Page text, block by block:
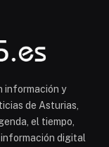
información y
de Asturias,
el tiempo,
información digital